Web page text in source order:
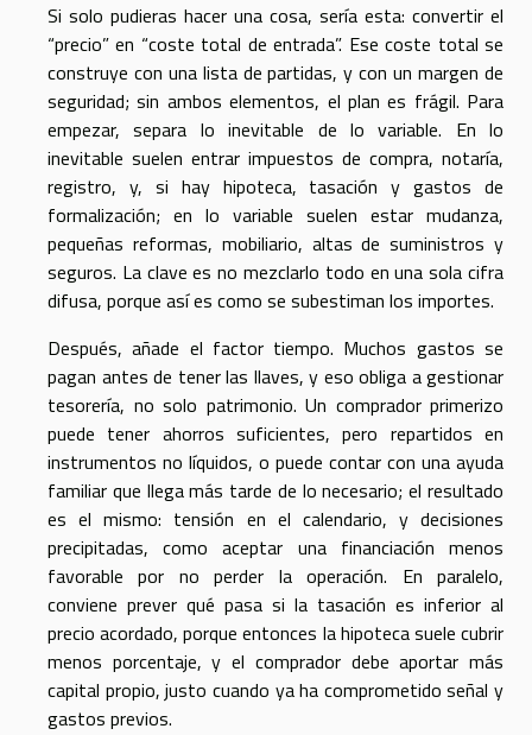
Si solo pudieras hacer una cosa, sería esta: convertir el
“precio” en “coste total de entrada”. Ese coste total se
construye con una lista de partidas, y con un margen de
seguridad; sin ambos elementos, el plan es frágil. Para
empezar, separa lo inevitable de lo variable. En lo
inevitable suelen entrar impuestos de compra, notaría,
registro, y, si hay hipoteca, tasación y gastos de
formalización; en lo variable suelen estar mudanza,
pequeñas reformas, mobiliario, altas de suministros y
seguros. La clave es no mezclarlo todo en una sola cifra
difusa, porque así es como se subestiman los importes.
Después, añade el factor tiempo. Muchos gastos se
pagan antes de tener las llaves, y eso obliga a gestionar
tesorería, no solo patrimonio. Un comprador primerizo
puede tener ahorros suficientes, pero repartidos en
instrumentos no líquidos, o puede contar con una ayuda
familiar que llega más tarde de lo necesario; el resultado
es el mismo: tensión en el calendario, y decisiones
precipitadas, como aceptar una financiación menos
favorable por no perder la operación. En paralelo,
conviene prever qué pasa si la tasación es inferior al
precio acordado, porque entonces la hipoteca suele cubrir
menos porcentaje, y el comprador debe aportar más
capital propio, justo cuando ya ha comprometido señal y
gastos previos.